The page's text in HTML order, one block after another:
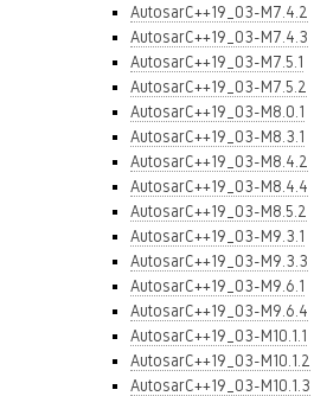
AutosarC++19_03-M7.4.2
AutosarC++19_03-M7.4.3
AutosarC++19_03-M7.5.1
AutosarC++19_03-M7.5.2
AutosarC++19_03-M8.0.1
AutosarC++19_03-M8.3.1
AutosarC++19_03-M8.4.2
AutosarC++19_03-M8.4.4
AutosarC++19_03-M8.5.2
AutosarC++19_03-M9.3.1
AutosarC++19_03-M9.3.3
AutosarC++19_03-M9.6.1
AutosarC++19_03-M9.6.4
AutosarC++19_03-M10.1.1
AutosarC++19_03-M10.1.2
AutosarC++19_03-M10.1.3